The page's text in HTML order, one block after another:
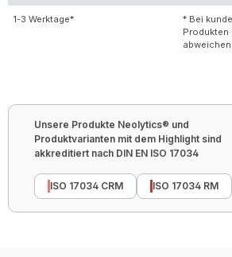
1-3 Werktage*
* Bei
Produkten
Unsere Produkte Neolytics® und
Produktvarianten mit dem Highlight sind
akkreditiert nach DIN EN ISO 17034
ISO 17034 CRM ISO 17034 RM